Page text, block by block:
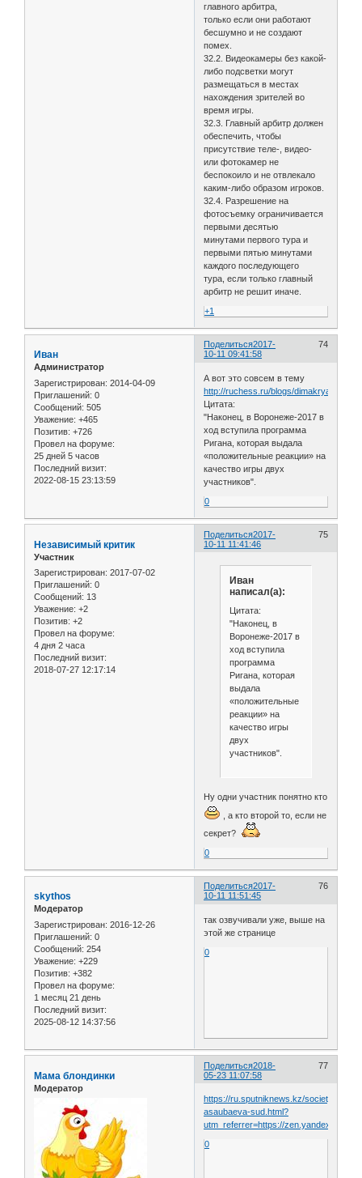
главного арбитра,
только если они работают
бесшумно и не создают
помех.
32.2. Видеокамеры без какой-
либо подсветки могут
размещаться в местах
нахождения зрителей во
время игры.
32.3. Главный арбитр должен
обеспечить, чтобы
присутствие теле-, видео-
или фотокамер не
беспокоило и не отвлекало
каким-либо образом игроков.
32.4. Разрешение на
фотосъемку ограничивается
первыми десятью
минутами первого тура и
первыми пятью минутами
каждого последующего
тура, если только главный
арбитр не решит иначе.
+1
Поделиться 74
2017-
10-11 09:41:58
Иван
Администратор
Зарегистрирован: 2014-04-09
Приглашений: 0
Сообщений: 505
Уважение: +465
Позитив: +726
Провел на форуме:
25 дней 5 часов
Последний визит:
2022-08-15 23:13:59
А вот это совсем в тему
http://ruchess.ru/blogs/dimakrya/131/
Цитата:
"Наконец, в Воронеже-2017 в
ход вступила программа
Ригана, которая выдала
«положительные реакции» на
качество игры двух
участников".
0
Поделиться 75
2017-
10-11 11:41:46
Независимый критик
Участник
Зарегистрирован: 2017-07-02
Приглашений: 0
Сообщений: 13
Уважение: +2
Позитив: +2
Провел на форуме:
4 дня 2 часа
Последний визит:
2018-07-27 12:17:14
Иван
написал(а):
Цитата:
"Наконец, в
Воронеже-2017 в
ход вступила
программа
Ригана, которая
выдала
«положительные
реакции» на
качество игры
двух
участников".
Ну одни участник понятно кто
, а кто второй то, если не
секрет?
0
Поделиться 76
2017-
10-11 11:51:45
skythos
Модератор
Зарегистрирован: 2016-12-26
Приглашений: 0
Сообщений: 254
Уважение: +229
Позитив: +382
Провел на форуме:
1 месяц 21 день
Последний визит:
2025-08-12 14:37:56
так озвучивали уже, выше на
этой же странице
0
Поделиться 77
2018-
05-23 11:07:58
Мама блондинки
Модератор
https://ru.sputniknews.kz/society/
asaubaeva-sud.html?
utm_referrer=https://zen.yandex.com
0